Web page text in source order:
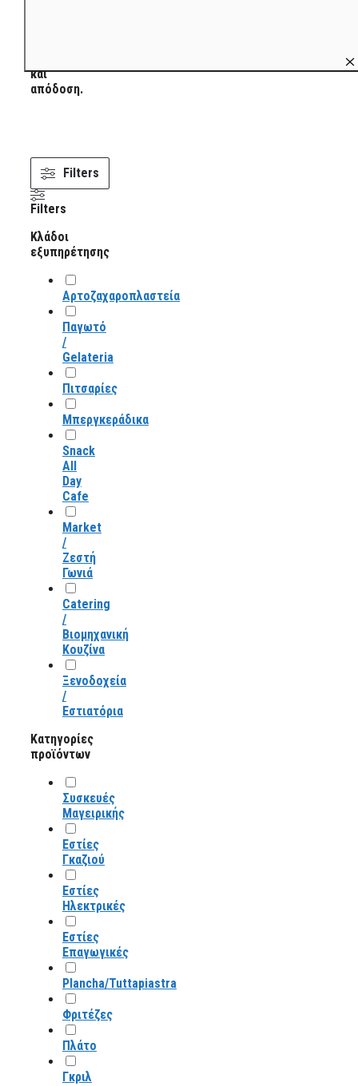
και
απόδοση.
Filters
Filters
Κλάδοι
εξυπηρέτησης
Αρτοζαχαροπλαστεία
Παγωτό
/
Gelateria
Πιτσαρίες
Μπεργκεράδικα
Snack
All
Day
Cafe
Market
/
Ζεστή
Γωνιά
Catering
/
Βιομηχανική
Κουζίνα
Ξενοδοχεία
/
Εστιατόρια
Κατηγορίες
προϊόντων
Συσκευές
Μαγειρικής
Εστίες
Γκαζιού
Εστίες
Ηλεκτρικές
Εστίες
Επαγωγικές
Plancha/Tuttapiastra
Φριτέζες
Πλάτο
Γκριλ